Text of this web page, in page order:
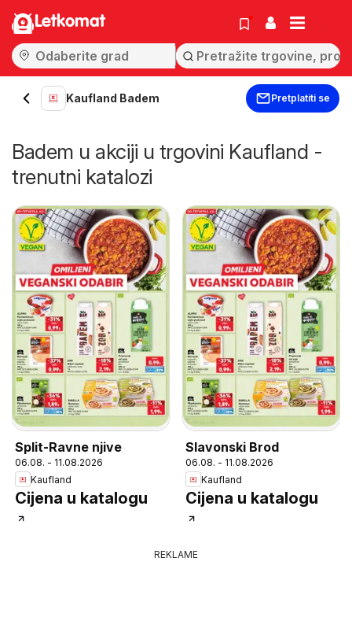
Letkomat
Kaufland Badem Pretplatiti se
Badem u akciji u trgovini Kaufland -
trenutni katalozi
Split-Ravne njive
06.08. - 11.08.2026
Kaufland
Cijena u katalogu
Slavonski Brod
06.08. - 11.08.2026
Kaufland
Cijena u katalogu
REKLAME